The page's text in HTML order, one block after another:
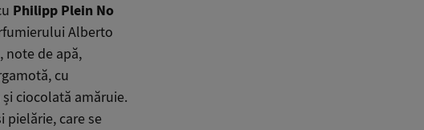
Philipp Plein No
Alberto
note de apă,
cu
ciocolată amăruie.
care se